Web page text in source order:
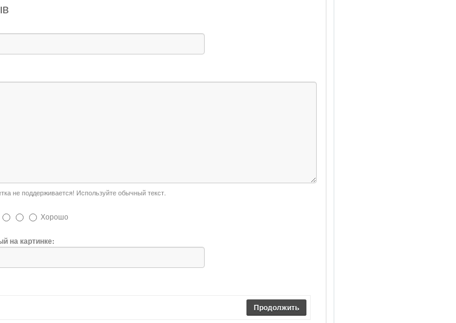
не поддерживается! Используйте обычный текст.
Хорошо
на картинке:
Продолжить